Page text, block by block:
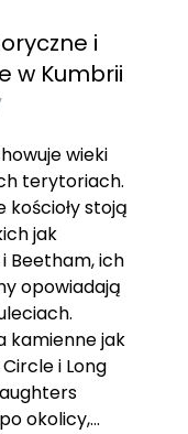
i
w Kumbrii
wieki
terytoriach.
kościoły stoją
jak
Beetham, ich
opowiadają
kamienne jak
i Long
okolicy,...